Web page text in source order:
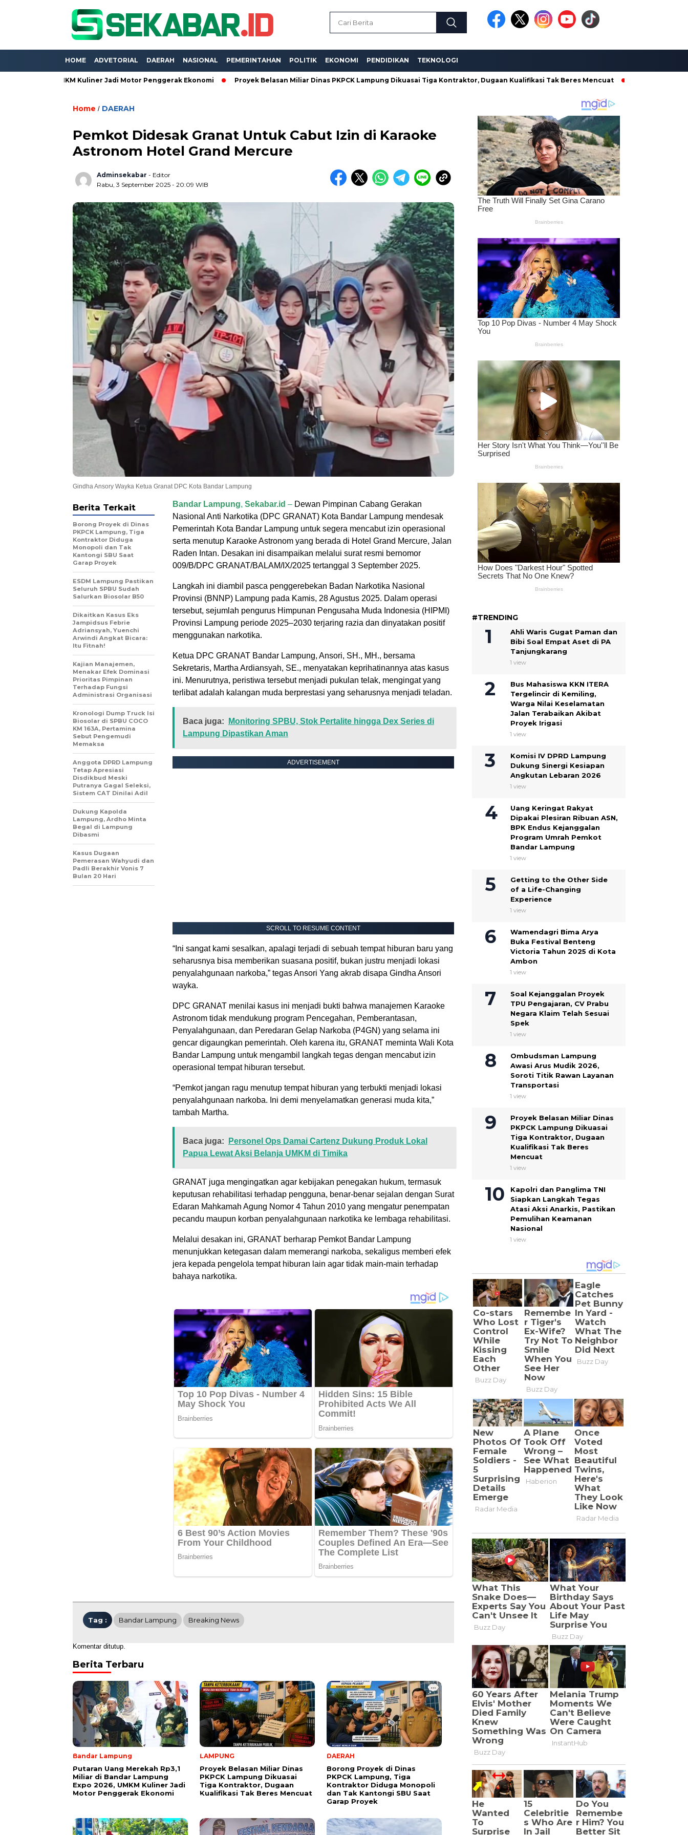
HOME ADVETORIAL DAERAH NASIONAL PEMERINTAHAN POLITIK EKONOMI PENDIDIKAN TEKNOLOGI
UMKM Kuliner Jadi Motor Penggerak Ekonomi Proyek Belasan Miliar Dinas PKPCK Lampung Dikuasai Tiga Kontraktor, Dugaan Kualifikasi Tak Beres Mencuat Borong Proyek di Dinas
Home / DAERAH
Pemkot Didesak Granat Untuk Cabut Izin di Karaoke
Astronom Hotel Grand Mercure
Adminsekabar - Editor
Rabu, 3 September 2025 - 20:09 WIB
Gindha Ansory Wayka Ketua Granat DPC Kota Bandar Lampung
Bandar Lampung, Sekabar.id – Dewan Pimpinan Cabang Gerakan
Nasional Anti Narkotika (DPC GRANAT) Kota Bandar Lampung mendesak
Pemerintah Kota Bandar Lampung untuk segera mencabut izin operasional
serta menutup Karaoke Astronom yang berada di Hotel Grand Mercure, Jalan
Raden Intan. Desakan ini disampaikan melalui surat resmi bernomor
009/B/DPC GRANAT/BALAM/IX/2025 tertanggal 3 September 2025.
Langkah ini diambil pasca penggerebekan Badan Narkotika Nasional
Provinsi (BNNP) Lampung pada Kamis, 28 Agustus 2025. Dalam operasi
tersebut, sejumlah pengurus Himpunan Pengusaha Muda Indonesia (HIPMI)
Provinsi Lampung periode 2025–2030 terjaring razia dan dinyatakan positif
menggunakan narkotika.
Ketua DPC GRANAT Bandar Lampung, Ansori, SH., MH., bersama
Sekretaris, Martha Ardiansyah, SE., menyatakan keprihatinannya atas kasus
ini. Menurutnya, peristiwa tersebut menjadi pukulan telak, mengingat yang
terlibat adalah kalangan muda berprestasi yang seharusnya menjadi teladan.
Baca juga:
Monitoring SPBU, Stok Pertalite hingga Dex Series di
Lampung Dipastikan Aman
ADVERTISEMENT
SCROLL TO RESUME CONTENT
“Ini sangat kami sesalkan, apalagi terjadi di sebuah tempat hiburan baru yang
seharusnya bisa memberikan suasana positif, bukan justru menjadi lokasi
penyalahgunaan narkoba,” tegas Ansori Yang akrab disapa Gindha Ansori
wayka.
DPC GRANAT menilai kasus ini menjadi bukti bahwa manajemen Karaoke
Astronom tidak mendukung program Pencegahan, Pemberantasan,
Penyalahgunaan, dan Peredaran Gelap Narkoba (P4GN) yang selama ini
gencar digaungkan pemerintah. Oleh karena itu, GRANAT meminta Wali Kota
Bandar Lampung untuk mengambil langkah tegas dengan mencabut izin
operasional tempat hiburan tersebut.
“Pemkot jangan ragu menutup tempat hiburan yang terbukti menjadi lokasi
penyalahgunaan narkoba. Ini demi menyelamatkan generasi muda kita,”
tambah Martha.
Baca juga:
Personel Ops Damai Cartenz Dukung Produk Lokal
Papua Lewat Aksi Belanja UMKM di Timika
GRANAT juga mengingatkan agar kebijakan penegakan hukum, termasuk
keputusan rehabilitasi terhadap pengguna, benar-benar sejalan dengan Surat
Edaran Mahkamah Agung Nomor 4 Tahun 2010 yang mengatur penempatan
pecandu maupun korban penyalahgunaan narkotika ke lembaga rehabilitasi.
Melalui desakan ini, GRANAT berharap Pemkot Bandar Lampung
menunjukkan ketegasan dalam memerangi narkoba, sekaligus memberi efek
jera kepada pengelola tempat hiburan lain agar tidak main-main terhadap
bahaya narkotika.
Berita Terkait
Borong Proyek di Dinas
PKPCK Lampung, Tiga
Kontraktor Diduga
Monopoli dan Tak
Kantongi SBU Saat
Garap Proyek
ESDM Lampung Pastikan
Seluruh SPBU Sudah
Salurkan Biosolar B50
Dikaitkan Kasus Eks
Jampidsus Febrie
Adriansyah, Yuenchi
Arwindi Angkat Bicara:
Itu Fitnah!
Kajian Manajemen,
Menakar Efek Dominasi
Prioritas Pimpinan
Terhadap Fungsi
Administrasi Organisasi
Kronologi Dump Truck Isi
Biosolar di SPBU COCO
KM 163A, Pertamina
Sebut Pengemudi
Memaksa
Anggota DPRD Lampung
Tetap Apresiasi
Disdikbud Meski
Putranya Gagal Seleksi,
Sistem CAT Dinilai Adil
Dukung Kapolda
Lampung, Ardho Minta
Begal di Lampung
Dibasmi
Kasus Dugaan
Pemerasan Wahyudi dan
Padli Berakhir Vonis 7
Bulan 20 Hari
Tag : Bandar Lampung Breaking News
Komentar ditutup.
Berita Terbaru
Bandar Lampung
Putaran Uang Merekah Rp3,1
Miliar di Bandar Lampung
Expo 2026, UMKM Kuliner Jadi
Motor Penggerak Ekonomi
LAMPUNG
Proyek Belasan Miliar Dinas
PKPCK Lampung Dikuasai
Tiga Kontraktor, Dugaan
Kualifikasi Tak Beres Mencuat
DAERAH
Borong Proyek di Dinas
PKPCK Lampung, Tiga
Kontraktor Diduga Monopoli
dan Tak Kantongi SBU Saat
Garap Proyek
#TRENDING
Ahli Waris Gugat Paman dan
Bibi Soal Empat Aset di PA
Tanjungkarang
1 view
Bus Mahasiswa KKN ITERA
Tergelincir di Kemiling,
Warga Nilai Keselamatan
Jalan Terabaikan Akibat
Proyek Irigasi
1 view
Komisi IV DPRD Lampung
Dukung Sinergi Kesiapan
Angkutan Lebaran 2026
1 view
Uang Keringat Rakyat
Dipakai Plesiran Ribuan ASN,
BPK Endus Kejanggalan
Program Umrah Pemkot
Bandar Lampung
1 view
Getting to the Other Side
of a Life-Changing
Experience
1 view
Wamendagri Bima Arya
Buka Festival Benteng
Victoria Tahun 2025 di Kota
Ambon
1 view
Soal Kejanggalan Proyek
TPU Pengajaran, CV Prabu
Negara Klaim Telah Sesuai
Spek ‎
1 view
Ombudsman Lampung
Awasi Arus Mudik 2026,
Soroti Titik Rawan Layanan
Transportasi
1 view
Proyek Belasan Miliar Dinas
PKPCK Lampung Dikuasai
Tiga Kontraktor, Dugaan
Kualifikasi Tak Beres
Mencuat
1 view
Kapolri dan Panglima TNI
Siapkan Langkah Tegas
Atasi Aksi Anarkis, Pastikan
Pemulihan Keamanan
Nasional
1 view